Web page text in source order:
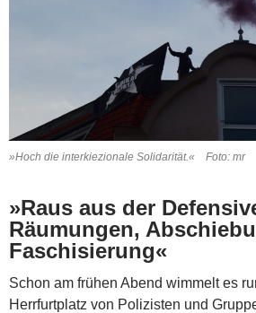
»Hoch die interkiezionale Solidarität.« Foto: mr
»Raus aus der
Räumungen,
Faschisierung«
Schon am frühen Abend wimmelt es
Herrfurtplatz von Polizisten und